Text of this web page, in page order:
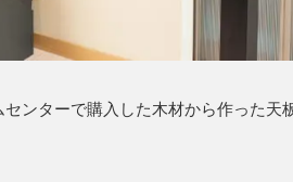
ンターで購入した木材から作った天